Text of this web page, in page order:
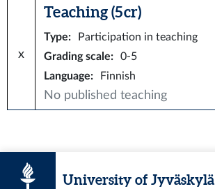
x
Teaching (5 cr)
Type:
Participation in teaching
Grading scale:
0-5
Language: Finnish
No published teaching
University of Jyväskylä